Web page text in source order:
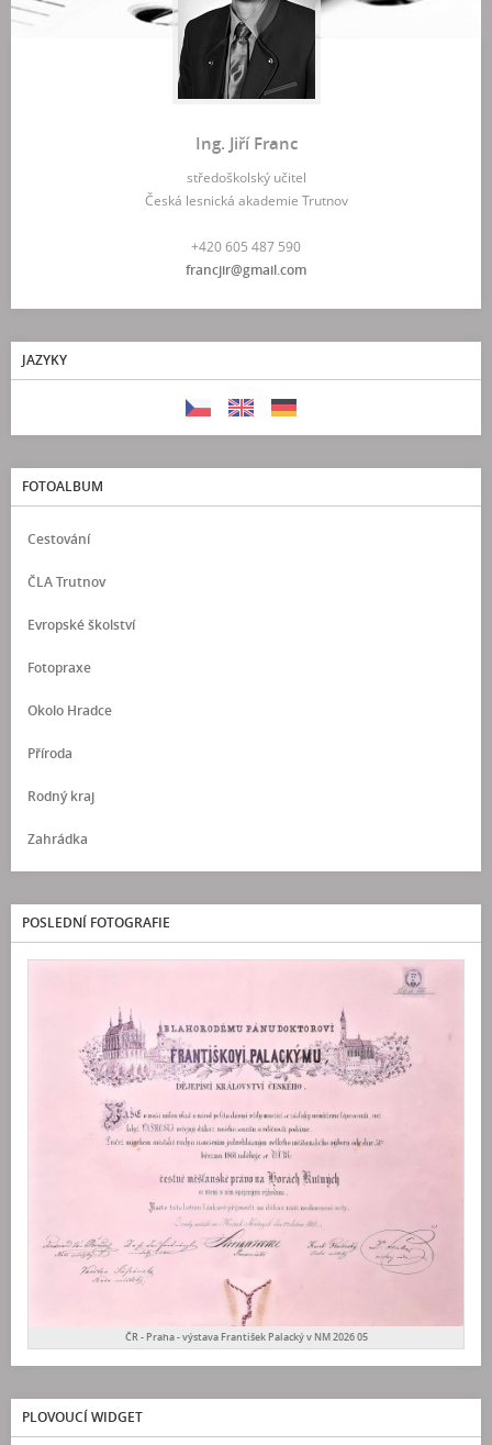
Ing. Jiří Franc
středoškolský učitel
Česká lesnická akademie Trutnov
+420 605 487 590
francjir@gmail.com
JAZYKY
FOTOALBUM
Cestování
ČLA Trutnov
Evropské školství
Fotopraxe
Okolo Hradce
Příroda
Rodný kraj
Zahrádka
POSLEDNÍ FOTOGRAFIE
ČR - Praha - výstava František Palacký v NM 2026 05
PLOVOUCÍ WIDGET